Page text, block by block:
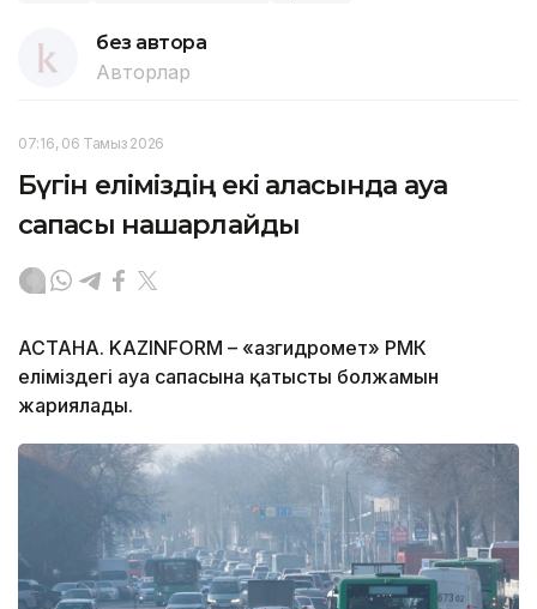
без автора
Авторлар
07:16, 06 Тамыз 2026
Бүгін еліміздің екі қаласында ауа
сапасы нашарлайды
АСТАНА. KAZINFORM – «Қазгидромет» РМК
еліміздегі ауа сапасына қатысты болжамын
жариялады.